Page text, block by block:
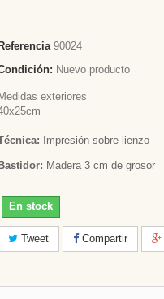
90024
Nuevo producto
exteriores
Impresión sobre lienzo
Madera 3 cm de grosor
En stock
Tweet Compartir